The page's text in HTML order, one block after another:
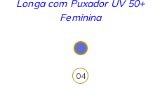
04